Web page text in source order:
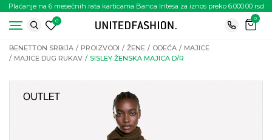
Plaćanje na 6 mesečnih rata karticama Banca Intesa za iznos preko 6.000.00 rsd
0
0
BENETTON SRBIJA PROIZVODI ŽENE ODEĆA
MAJICE
MAJICE DUG RUKAV
SISLEY ŽENSKA MAJICA D/R